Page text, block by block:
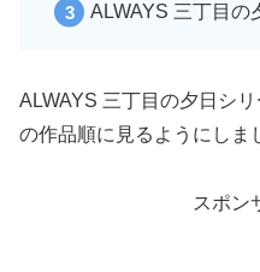
ALWAYS 三丁目の
ALWAYS 三丁目の夕日‎シ
の作品順に見るようにしま
スポン